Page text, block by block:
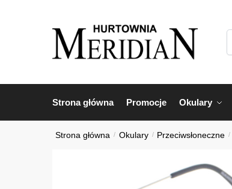
Strona główna Promocje Okulary
Strona główna / Okulary / Przeciwsłoneczne /